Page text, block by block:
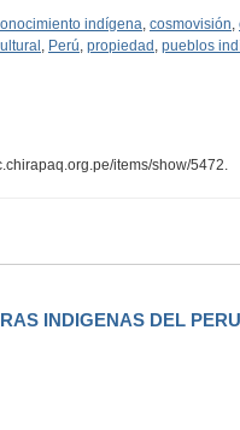
indígena cosmovisión
Perú propiedad pueblos
items/show/5472
INDIGENAS DEL PERU